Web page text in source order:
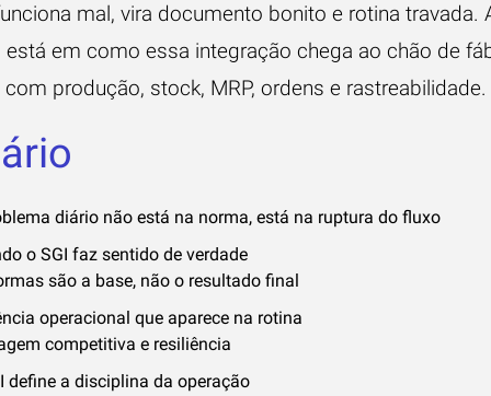
mal, vira documento bonito e rotina travada.
está em como essa integração chega ao chão de
produção, stock, MRP, ordens e rastreabilidade.
diário não está na norma, está na ruptura do fluxo
o SGI faz sentido de verdade
são a base, não o resultado final
operacional que aparece na rotina
competitiva e resiliência
define a disciplina da operação